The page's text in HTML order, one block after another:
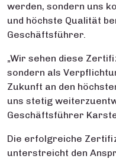
werden, sondern uns
und höchste Qualität
Geschäftsführer.
„Wir sehen diese
sondern als
Zukunft an den
uns stetig
Geschäftsführer
Die erfolgreiche
unterstreicht den